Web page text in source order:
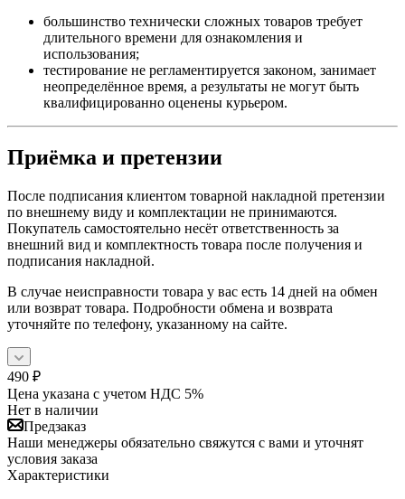
большинство технически сложных товаров требует
длительного времени для ознакомления и
использования;
тестирование не регламентируется законом, занимает
неопределённое время, а результаты не могут быть
квалифицированно оценены курьером.
Приёмка и претензии
После подписания клиентом товарной накладной претензии
по внешнему виду и комплектации не принимаются.
Покупатель самостоятельно несёт ответственность за
внешний вид и комплектность товара после получения и
подписания накладной.
В случае неисправности товара у вас есть 14 дней на обмен
или возврат товара. Подробности обмена и возврата
уточняйте по телефону, указанному на сайте.
490 ₽
Цена указана с учетом НДС 5%
Нет в наличии
Предзаказ
Наши менеджеры обязательно свяжутся с вами и уточнят
условия заказа
Характеристики